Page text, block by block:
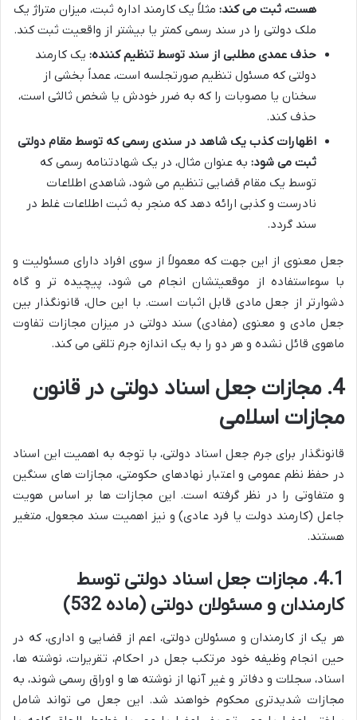
هست، ثبت می کند: مثلاً یک کارمند اداره ثبت، میزان متراژ یک
ملک دولتی را در سند رسمی کمتر یا بیشتر از واقعیت ثبت کند.
حذف عمدی مطلبی از سند توسط تنظیم کننده: یک کارمند
دولتی که مسئول تنظیم صورتجلسه است، عمداً بخشی از
سخنان یا مصوبات را که به ضرر خودش یا شخص ثالثی است،
حذف کند.
اظهارات کذب یک شاهد در سندی رسمی که توسط مقام دولتی
ثبت می شود: به عنوان مثال، در یک شهادتنامه رسمی که
توسط یک مقام قضایی تنظیم می شود، شاهدی اطلاعات
نادرست و کذبی ارائه دهد که منجر به ثبت اطلاعات غلط در
سند گردد.
جعل معنوی از این جهت که معمولاً از سوی افراد دارای مسئولیت و
با سوءاستفاده از موقعیتشان انجام می شود، پیچیده تر و گاه
دشوارتر از جعل مادی قابل اثبات است. با این حال، قانونگذار بین
جعل مادی و معنوی (مفادی) سند دولتی در میزان مجازات تفاوت
ماهوی قائل نشده و هر دو را به یک اندازه جرم تلقی می کند.
4. مجازات جعل اسناد دولتی در قانون
مجازات اسلامی
قانونگذار برای جرم جعل اسناد دولتی، با توجه به اهمیت این اسناد
در حفظ نظم عمومی و اعتبار نهادهای حکومتی، مجازات های سنگین
و متفاوتی را در نظر گرفته است. این مجازات ها بر اساس هویت
جاعل (کارمند دولت یا فرد عادی) و نیز اهمیت سند مجعول، متغیر
هستند.
4.1. مجازات جعل اسناد دولتی توسط
کارمندان و مسئولان دولتی (ماده 532)
هر یک از کارمندان و مسئولان دولتی، اعم از قضایی و اداری، که در
حین انجام وظیفه خود مرتکب جعل در احکام، تقریرات، نوشته ها،
اسناد، سجلات و دفاتر و غیر آنها از نوشته ها و اوراق رسمی شوند، به
مجازات شدیدتری محکوم خواهند شد. این جعل می تواند شامل